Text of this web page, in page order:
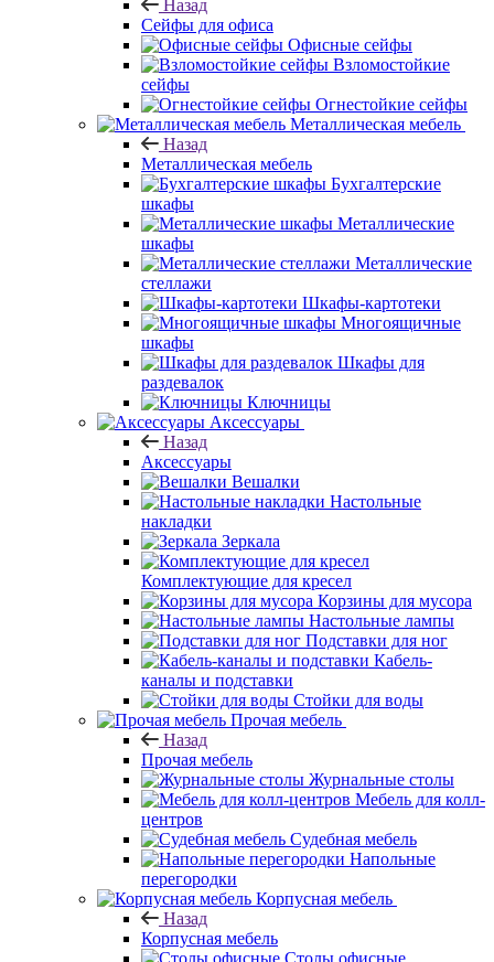
Назад
Сейфы для офиса
Офисные сейфы
Взломостойкие
сейфы
Огнестойкие сейфы
Металлическая мебель
Назад
Металлическая мебель
Бухгалтерские
шкафы
Металлические
шкафы
Металлические
стеллажи
Шкафы-картотеки
Многоящичные
шкафы
Шкафы для
раздевалок
Ключницы
Аксессуары
Назад
Аксессуары
Вешалки
Настольные
накладки
Зеркала
Комплектующие для кресел
Корзины для мусора
Настольные лампы
Подставки для ног
Кабель-
каналы и подставки
Стойки для воды
Прочая мебель
Назад
Прочая мебель
Журнальные столы
Мебель для колл-
центров
Судебная мебель
Напольные
перегородки
Корпусная мебель
Назад
Корпусная мебель
Столы офисные